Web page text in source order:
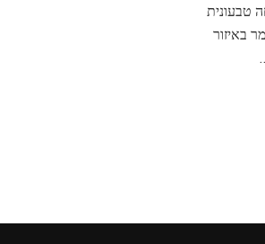
טבעונית
באיזור